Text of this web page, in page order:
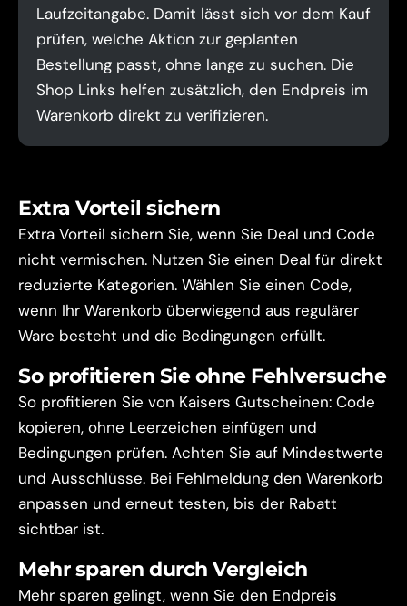
Laufzeitangabe. Damit lässt sich vor dem Kauf
prüfen, welche Aktion zur geplanten
Bestellung passt, ohne lange zu suchen. Die
Shop Links helfen zusätzlich, den Endpreis im
Warenkorb direkt zu verifizieren.
Extra Vorteil sichern
Extra Vorteil sichern Sie, wenn Sie Deal und Code
nicht vermischen. Nutzen Sie einen Deal für direkt
reduzierte Kategorien. Wählen Sie einen Code,
wenn Ihr Warenkorb überwiegend aus regulärer
Ware besteht und die Bedingungen erfüllt.
So profitieren Sie ohne Fehlversuche
So profitieren Sie von Kaisers Gutscheinen: Code
kopieren, ohne Leerzeichen einfügen und
Bedingungen prüfen. Achten Sie auf Mindestwerte
und Ausschlüsse. Bei Fehlmeldung den Warenkorb
anpassen und erneut testen, bis der Rabatt
sichtbar ist.
Mehr sparen durch Vergleich
Mehr sparen gelingt, wenn Sie den Endpreis